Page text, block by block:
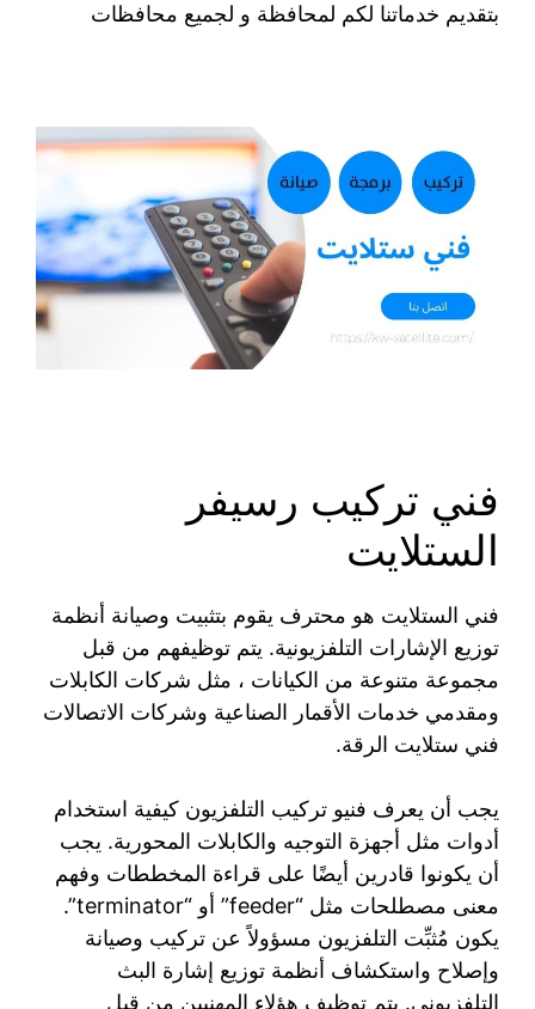
بتقديم خدماتنا لكم لمحافظة و لجميع محافظات
فني تركيب رسيفر
الستلايت
فني الستلايت هو محترف يقوم بتثبيت وصيانة أنظمة
توزيع الإشارات التلفزيونية. يتم توظيفهم من قبل
مجموعة متنوعة من الكيانات ، مثل شركات الكابلات
ومقدمي خدمات الأقمار الصناعية وشركات الاتصالات
فني ستلايت الرقة.
يجب أن يعرف فنيو تركيب التلفزيون كيفية استخدام
أدوات مثل أجهزة التوجيه والكابلات المحورية. يجب
أن يكونوا قادرين أيضًا على قراءة المخططات وفهم
معنى مصطلحات مثل “feeder” أو “terminator”.
يكون مُثبِّت التلفزيون مسؤولاً عن تركيب وصيانة
وإصلاح واستكشاف أنظمة توزيع إشارة البث
التلفزيوني. يتم توظيف هؤلاء المهنيين من قبل